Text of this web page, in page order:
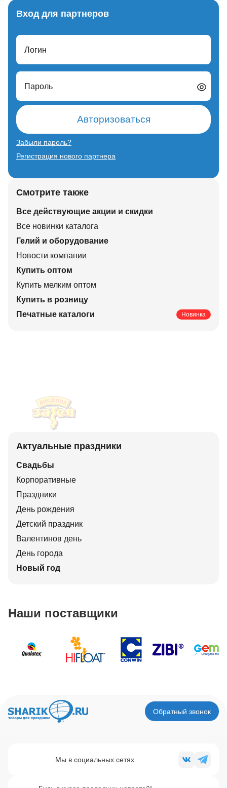
Вход для партнеров
Логин
Пароль
Авторизоваться
Забыли пароль?
Регистрация нового партнера
Смотрите также
Все действующие акции и скидки
Все новинки каталога
Гелий и оборудование
Новости компании
Купить оптом
Купить мелким оптом
Купить в розницу
Печатные каталоги
Новинка
Актуальные праздники
Свадьбы
Корпоративные
Праздники
День рождения
Детский праздник
Валентинов день
День города
Новый год
Наши поставщики
Обратный звонок
Мы в социальных сетях